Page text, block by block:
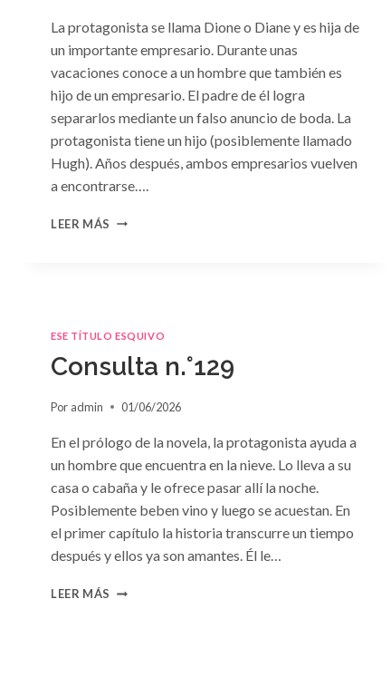
La protagonista se llama Dione o Diane y es hija de
un importante empresario. Durante unas
vacaciones conoce a un hombre que también es
hijo de un empresario. El padre de él logra
separarlos mediante un falso anuncio de boda. La
protagonista tiene un hijo (posiblemente llamado
Hugh). Años después, ambos empresarios vuelven
a encontrarse….
LEER MÁS CONSULTA
ESE TÍTULO ESQUIVO
Consulta n.°129
Por admin 01/06/2026
En el prólogo de la novela, la protagonista ayuda a
un hombre que encuentra en la nieve. Lo lleva a su
casa o cabaña y le ofrece pasar allí la noche.
Posiblemente beben vino y luego se acuestan. En
el primer capítulo la historia transcurre un tiempo
después y ellos ya son amantes. Él le…
LEER MÁS CONSULTA